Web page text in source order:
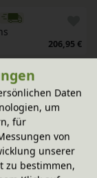
206,95 €
Daten
um
für
von
unserer
zu bestimmen,